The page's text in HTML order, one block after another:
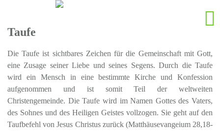
Taufe
Die Taufe ist sichtbares Zeichen für die Gemeinschaft mit Gott,
eine Zusage seiner Liebe und seines Segens. Durch die Taufe
wird ein Mensch in eine bestimmte Kirche und Konfession
aufgenommen und ist somit Teil der weltweiten
Christengemeinde. Die Taufe wird im Namen Gottes des Vaters,
des Sohnes und des Heiligen Geistes vollzogen. Sie geht auf den
Taufbefehl von Jesus Christus zurück (Matthäusevangeium 28,18-